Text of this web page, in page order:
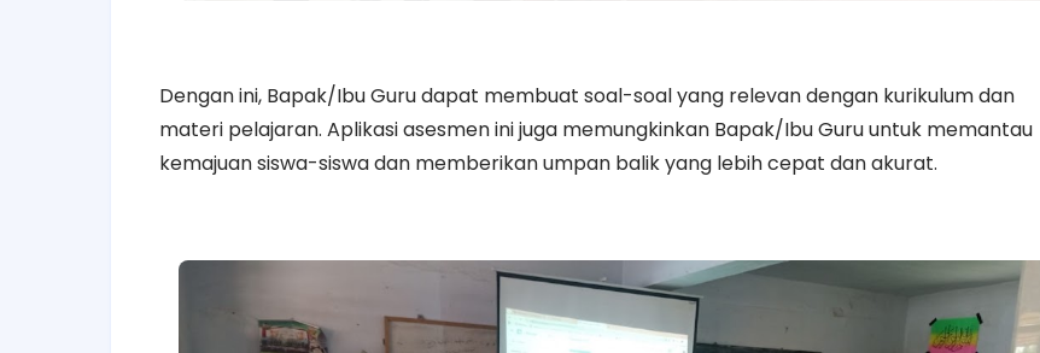
Dengan ini, Bapak/Ibu Guru dapat membuat soal-soal yang relevan dengan kurikulum dan
materi pelajaran. Aplikasi asesmen ini juga memungkinkan Bapak/Ibu Guru untuk memantau
kemajuan siswa-siswa dan memberikan umpan balik yang lebih cepat dan akurat.